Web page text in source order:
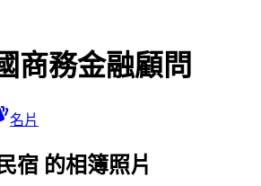
商務金融顧問
名片
宿 的相簿照片